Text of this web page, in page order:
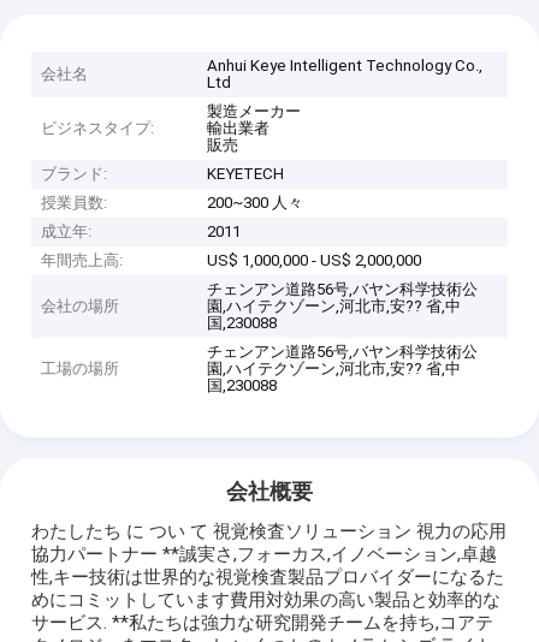
会社名
Anhui Keye Intelligent Technology Co.,
Ltd
ビジネスタイプ:
製造メーカー
輸出業者
販売
ブランド:
KEYETECH
授業員数:
200~300 人々
成立年:
2011
年間売上高:
US$ 1,000,000 - US$ 2,000,000
会社の場所
チェンアン道路56号,バヤン科学技術公
園,ハイテクゾーン,河北市,安?? 省,中
国,230088
工場の場所
チェンアン道路56号,バヤン科学技術公
園,ハイテクゾーン,河北市,安?? 省,中
国,230088
会社概要
わたしたち に つい て 視覚検査ソリューション 視力の応用
協力パートナー **誠実さ,フォーカス,イノベーション,卓越
性,キー技術は世界的な視覚検査製品プロバイダーになるた
めにコミットしています費用対効果の高い製品と効率的な
サービス. **私たちは強力な研究開発チームを持ち,コアテ